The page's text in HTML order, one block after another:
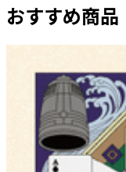
おすすめ商品